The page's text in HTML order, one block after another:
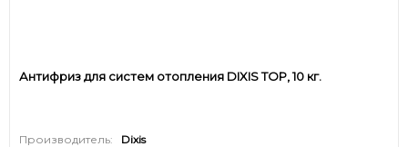
Антифриз для систем отопления DIXIS TOP, 10 кг.
Производитель:
Dixis